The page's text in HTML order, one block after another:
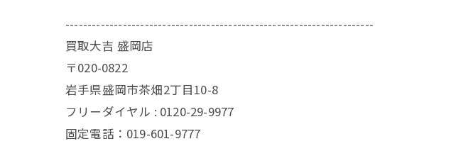
----------------------------------------------------------------------
買取大吉 盛岡店
〒020-0822
岩手県盛岡市茶畑2丁目10-8
フリーダイヤル : 0120-29-9977
固定電話：019-601-9777